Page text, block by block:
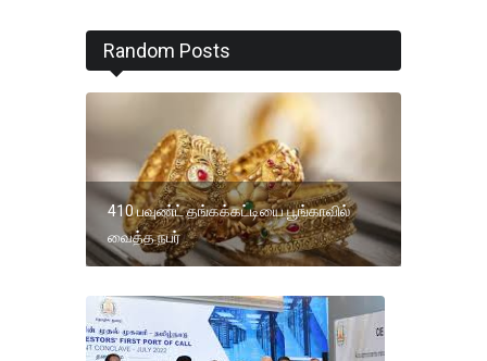
Random Posts
410 பவுண்ட் தங்கக்கட்டியை பூங்காவில்
வைத்த நபர்